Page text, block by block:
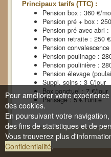
Principaux tarifs (TTC) :
Pension box : 360 €/
Pension pré + box :
Pension pré avec abri
Pension retraite : 250
Pension
Pension poulinage :
Pension poulinière :
Pension élevage
Suppl. soins : 3 €/jour
Box ponctuel : 7 €/jour
Pansage : 5 € l'unité
Pour améliorer votre
des cookies.
En poursuivant votre
des fins de statistiques et de
Vous trouverez plus
Confidentialité.